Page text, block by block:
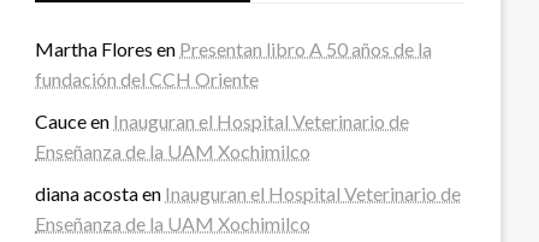
Martha Flores en Presentan libro A 50 años de la
fundación del CCH Oriente
Cauceen Inauguran el Hospital Veterinario de
Enseñanza de la UAM Xochimilco
diana acostaen Inauguran el Hospital Veterinario de
Enseñanza de la UAM Xochimilco